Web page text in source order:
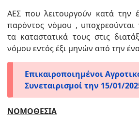
ΑΕΣ που λειτουργούν κατά την
παρόντος νόμου ,
τα καταστατικά τους στις
νόμου εντός έξι μηνών από την
Επικαιροποιημένοι
Συνεταιρισμοί την 15/01/
ΝΟΜΟΘΕΣΙΑ